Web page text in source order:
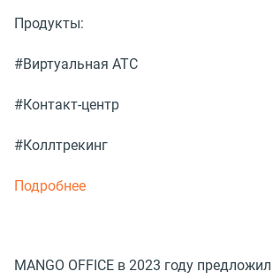
Продукты:
#Виртуальная АТС
#Контакт-центр
#Коллтрекинг
Подробнее
MANGO OFFICE в 2023 году